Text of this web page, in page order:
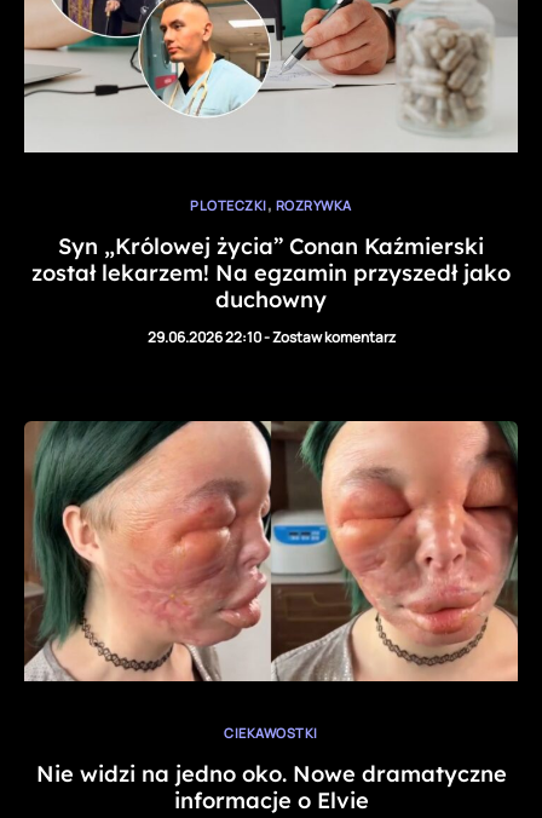
PLOTECZKI, ROZRYWKA
Syn „Królowej życia” Conan Kaźmierski
został lekarzem! Na egzamin przyszedł jako
duchowny
29.06.2026 22:10-Zostaw komentarz
CIEKAWOSTKI
Nie widzi na jedno oko. Nowe dramatyczne
informacje o Elvie